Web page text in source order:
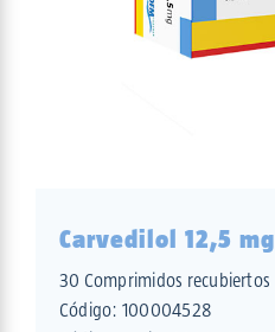
Carvedilol 12,5 mg
30 Comprimidos recubiertos
Código: 100004528